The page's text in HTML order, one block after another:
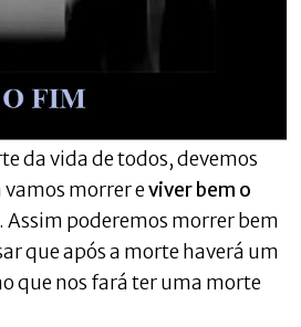
da vida de todos, devemos
morrer eviver bem o
. Assim poderemos morrer bem
que após a morte haverá um
que nos fará ter uma morte